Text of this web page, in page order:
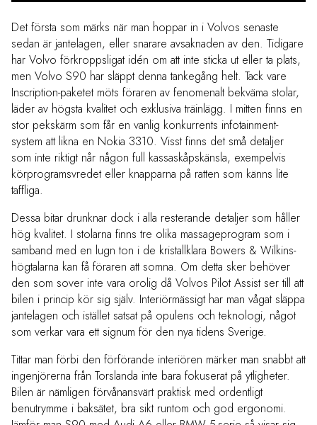
Det första som märks när man hoppar in i Volvos senaste
sedan är jantelagen, eller snarare avsaknaden av den. Tidigare
har Volvo förkroppsligat idén om att inte sticka ut eller ta plats,
men Volvo S90 har släppt denna tankegång helt. Tack vare
Inscription-paketet möts föraren av fenomenalt bekväma stolar,
läder av högsta kvalitet och exklusiva träinlägg. I mitten finns en
stor pekskärm som får en vanlig konkurrents infotainment-
system att likna en Nokia 3310. Visst finns det små detaljer
som inte riktigt når någon full kassaskåpskänsla, exempelvis
körprogramsvredet eller knapparna på ratten som känns lite
taffliga.
Dessa bitar drunknar dock i alla resterande detaljer som håller
hög kvalitet. I stolarna finns tre olika massageprogram som i
samband med en lugn ton i de kristallklara Bowers & Wilkins-
högtalarna kan få föraren att somna. Om detta sker behöver
den som sover inte vara orolig då Volvos Pilot Assist ser till att
bilen i princip kör sig själv. Interiörmässigt har man vågat släppa
jantelagen och istället satsat på opulens och teknologi, något
som verkar vara ett signum för den nya tidens Sverige.
Tittar man förbi den förförande interiören märker man snabbt att
ingenjörerna från Torslanda inte bara fokuserat på ytligheter.
Bilen är nämligen förvånansvärt praktisk med ordentligt
benutrymme i baksätet, bra sikt runtom och god ergonomi.